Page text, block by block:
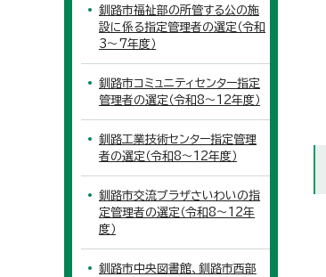
釧路市福祉部の所管する公の施
設に係る指定管理者の選定（令和
3～7年度）
釧路市コミュニティセンター指定
管理者の選定（令和8～12年度）
釧路工業技術センター指定管理
者の選定（令和8～12年度）
釧路市交流プラザさいわいの指
定管理者の選定（令和8～12年
度）
釧路市中央図書館、釧路市西部